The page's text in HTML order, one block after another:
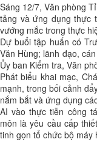
Sáng 12/7, Văn phòng
tảng và ứng dụng thực
vướng mắc trong thực
Dự buổi tập huấn có
Văn Hùng; lãnh đạo,
Ủy ban Kiểm tra, Văn
Phát biểu khai mạc,
mạnh, trong bối cảnh
nắm bắt và ứng dụng
AI vào thực tiễn công
môn là yêu cầu cấp
tinh gọn tổ chức bộ máy